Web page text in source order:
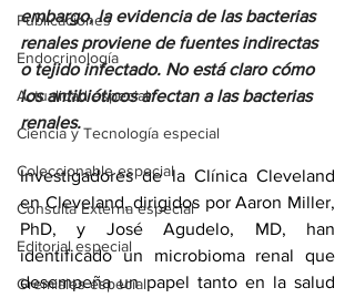
Publicaciones
Endocrinología
Actualidad especial
Ciencia y Tecnología especial
Coleccionable especial
Consulta Externa especial
Editorial especial
Gremiales especial
embargo, la evidencia de las bacterias
renales proviene de fuentes indirectas
o tejido infectado. No está claro cómo
los antibióticos afectan a las bacterias
renales.
Investigadores de la Clínica Cleveland
en Cleveland, dirigidos por Aaron Miller,
PhD, y José Agudelo, MD, han
identificado un microbioma renal que
desempeña un papel tanto en la salud